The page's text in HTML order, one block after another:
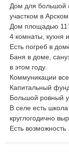
Дом для большой
участком в
Дом площадью
4 комнаты, кухня
Есть погреб в
Баня в доме,
в этом году.
Коммуникации
Капитальный
Большой ровный
В селе есть
круглогодично
Есть возможность